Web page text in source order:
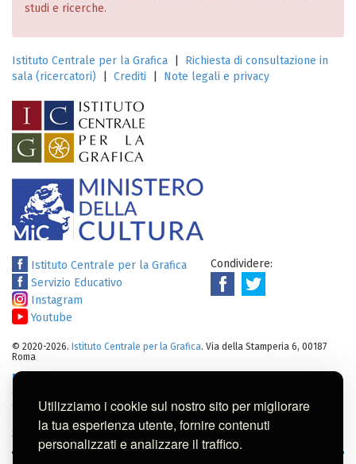
Utilizziamo i cookie sul nostro sito per migliorare
la tua esperienza utente, fornire contenuti
personalizzati e analizzare il traffico.
studi e ricerche.
Istituto Centrale per la Grafica
Richiesta di consultazione in
sala (ricercatori)
Crediti Note legali e privacy
Istituto Centrale per la Grafica
Servizio Educativo
Instagram
Youtube
Condividere:
© 2020-2026. Istituto Centrale per la Grafica. Via della Stamperia 6, 00187
Roma
Note legali
altro materiale pubblicato su questo sito sono soggetti alle leggi sul
diritto di autore.
Per usi commerciali dei contenuti contattare l'Istituto:
gr@cultura.gov.it